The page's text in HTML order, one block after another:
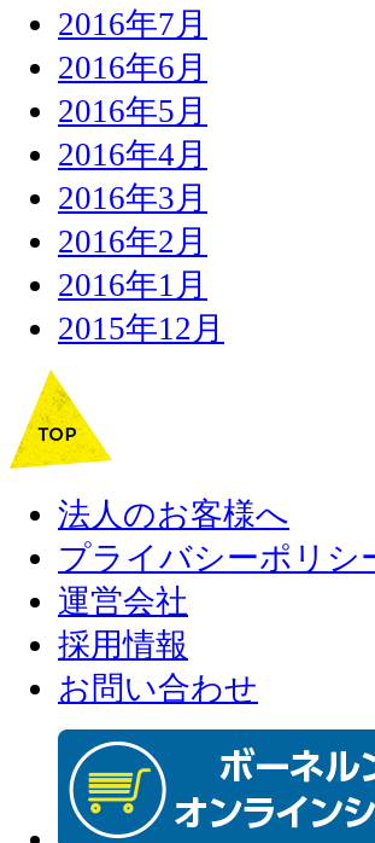
2016年7月
2016年6月
2016年5月
2016年4月
2016年3月
2016年2月
2016年1月
2015年12月
法人のお客様へ
プライバシーポリシ
運営会社
採用情報
お問い合わせ